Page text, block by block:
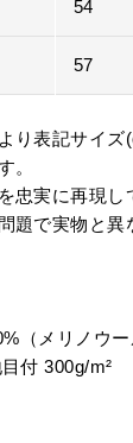
54
57
り表記サイズ
。
忠実に再現し
題で実物と
（メリノウ
付 300g/m²